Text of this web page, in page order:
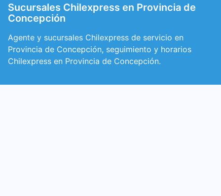
Sucursales Chilexpress en Provincia de
Concepción
Agente y sucursales Chilexpress de servicio en
Provincia de Concepción, seguimiento y horarios
Chilexpress en Provincia de Concepción.